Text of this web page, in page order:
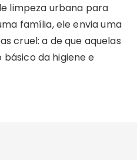
limpeza urbana para
família, ele envia uma
cruel: a de que aquelas
da higiene e